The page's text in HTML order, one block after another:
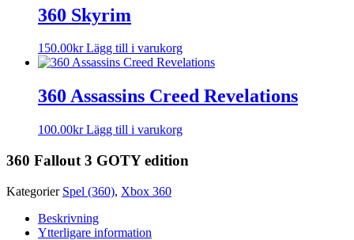
360 Skyrim
150.00kr Lägg till i varukorg
360 Assassins Creed Revelations
100.00kr Lägg till i varukorg
360 Fallout 3 GOTY edition
Kategorier Spel (360), Xbox 360
Beskrivning
Ytterligare information